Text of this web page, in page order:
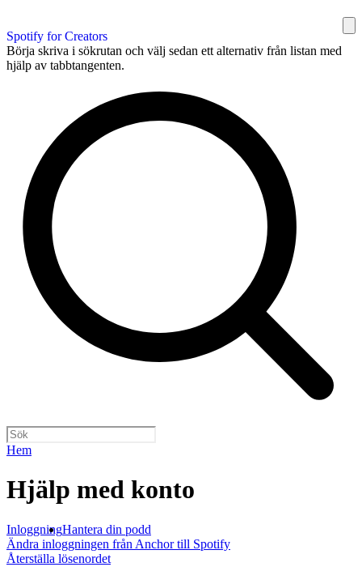
Spotify for Creators
Börja skriva i sökrutan och välj sedan ett alternativ från listan med
hjälp av tabbtangenten.
Hem
Hjälp med konto
InloggningHantera din podd
Ändra inloggningen från Anchor till Spotify
Återställa lösenordet